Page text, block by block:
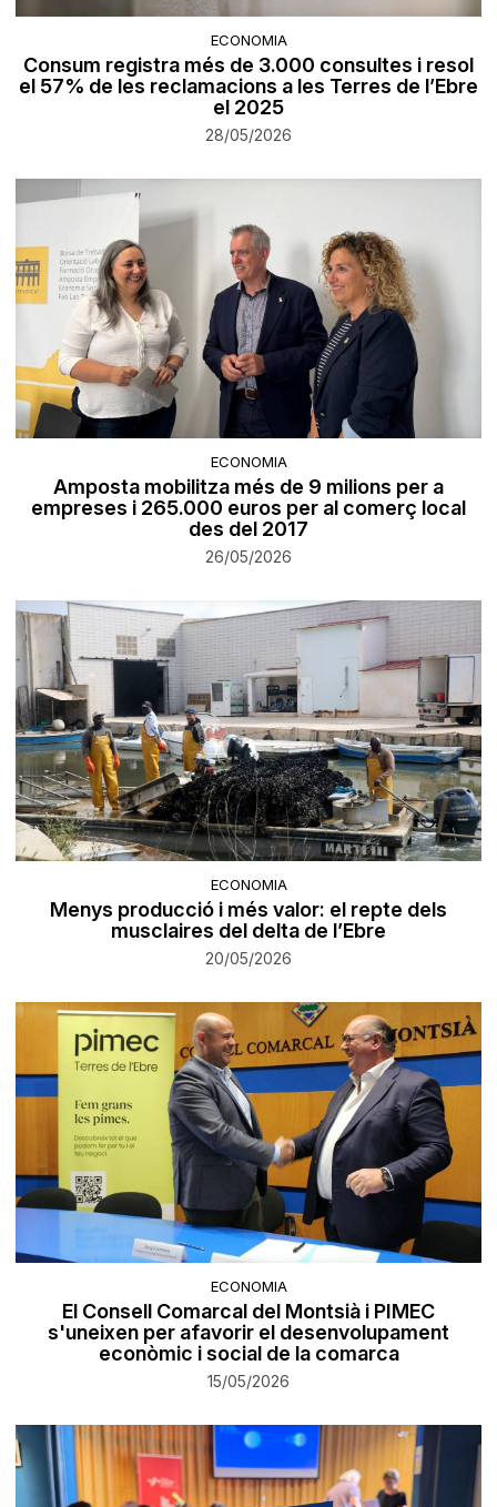
ECONOMIA
Consum registra més de 3.000 consultes i resol
el 57% de les reclamacions a les Terres de l’Ebre
el 2025
28/05/2026
ECONOMIA
Amposta mobilitza més de 9 milions per a
empreses i 265.000 euros per al comerç local
des del 2017
26/05/2026
ECONOMIA
Menys producció i més valor: el repte dels
musclaires del delta de l’Ebre
20/05/2026
ECONOMIA
El Consell Comarcal del Montsià i PIMEC
s'uneixen per afavorir el desenvolupament
econòmic i social de la comarca
15/05/2026